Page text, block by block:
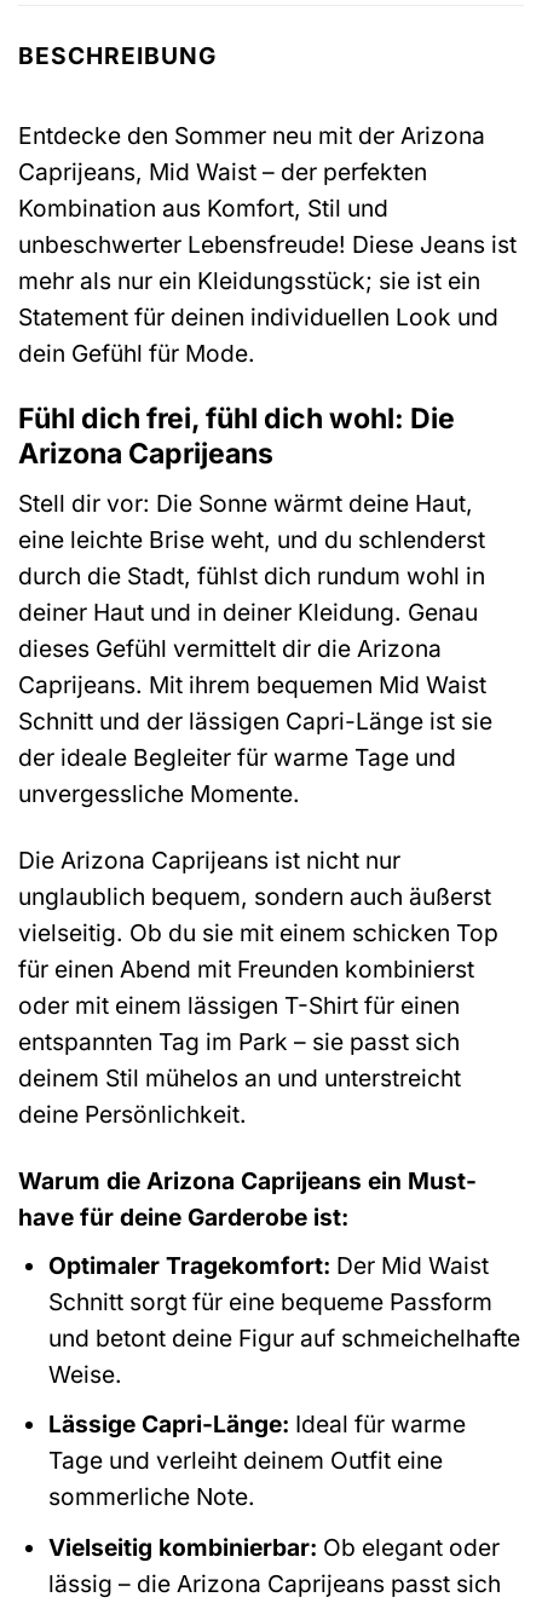
BESCHREIBUNG
Entdecke den Sommer neu mit der Arizona
Caprijeans, Mid Waist – der perfekten
Kombination aus Komfort, Stil und
unbeschwerter Lebensfreude! Diese Jeans ist
mehr als nur ein Kleidungsstück; sie ist ein
Statement für deinen individuellen Look und
dein Gefühl für Mode.
Fühl dich frei, fühl dich wohl: Die
Arizona Caprijeans
Stell dir vor: Die Sonne wärmt deine Haut,
eine leichte Brise weht, und du schlenderst
durch die Stadt, fühlst dich rundum wohl in
deiner Haut und in deiner Kleidung. Genau
dieses Gefühl vermittelt dir die Arizona
Caprijeans. Mit ihrem bequemen Mid Waist
Schnitt und der lässigen Capri-Länge ist sie
der ideale Begleiter für warme Tage und
unvergessliche Momente.
Die Arizona Caprijeans ist nicht nur
unglaublich bequem, sondern auch äußerst
vielseitig. Ob du sie mit einem schicken Top
für einen Abend mit Freunden kombinierst
oder mit einem lässigen T-Shirt für einen
entspannten Tag im Park – sie passt sich
deinem Stil mühelos an und unterstreicht
deine Persönlichkeit.
Warum die Arizona Caprijeans ein Must-
have für deine Garderobe ist:
Optimaler Tragekomfort: Der Mid Waist
Schnitt sorgt für eine bequeme Passform
und betont deine Figur auf schmeichelhafte
Weise.
Lässige Capri-Länge: Ideal für warme
Tage und verleiht deinem Outfit eine
sommerliche Note.
Vielseitig kombinierbar: Ob elegant oder
lässig – die Arizona Caprijeans passt sich